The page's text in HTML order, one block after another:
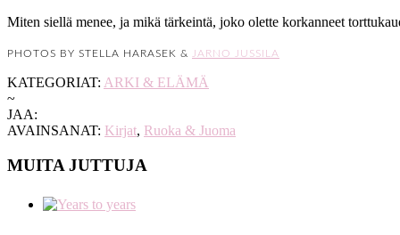
Miten siellä menee, ja mikä tärkeintä, joko olette korkanneet
PHOTOS BY STELLA HARASEK & JARNO JUSSILA
KATEGORIAT: ARKI & ELÄMÄ
~
JAA:
AVAINSANAT: Kirjat, Ruoka & Juoma
MUITA JUTTUJA